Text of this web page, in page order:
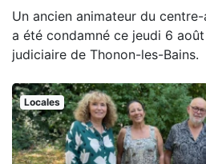
Un ancien animateur du
a été condamné ce jeudi 6
judiciaire de Thonon-les-Bains.
Locales